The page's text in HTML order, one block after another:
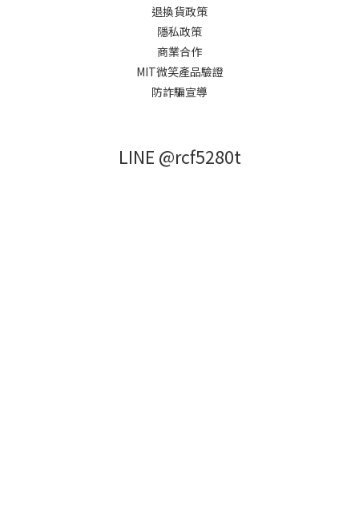
退換貨政策
隱私政策
商業合作
MIT微笑產品驗證
防詐騙宣導
LINE @rcf5280t